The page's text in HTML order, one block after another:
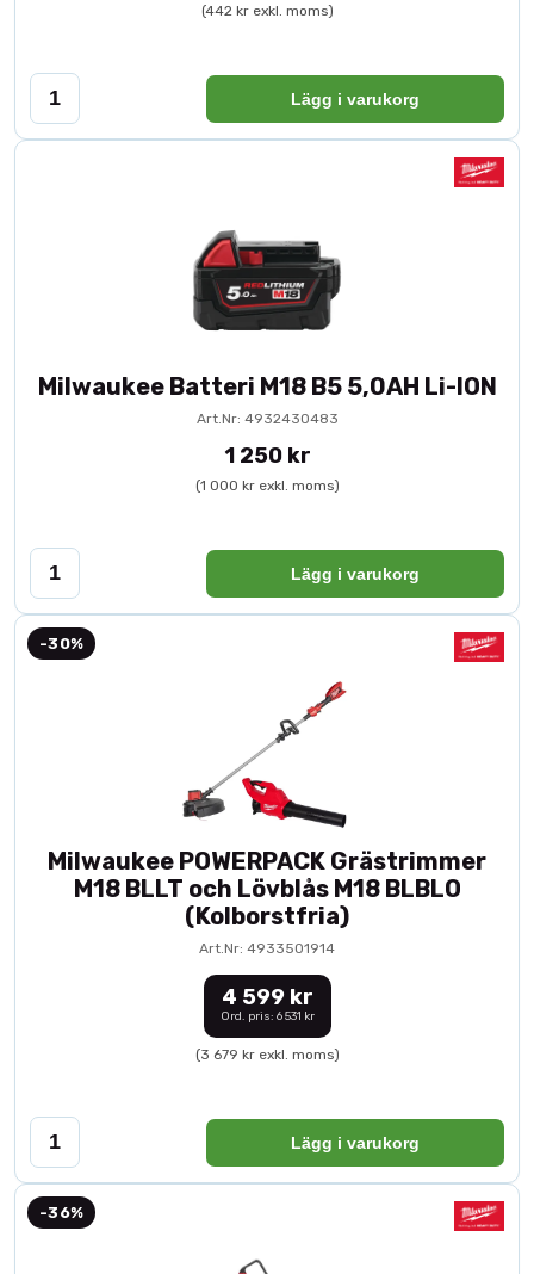
(442 kr exkl. moms)
Lägg i varukorg
Milwaukee Batteri M18 B5 5,0AH Li-ION
Art.Nr: 4932430483
1 250 kr
(1 000 kr exkl. moms)
Lägg i varukorg
-30%
Milwaukee POWERPACK Grästrimmer
M18 BLLT och Lövblås M18 BLBLO
(Kolborstfria)
Art.Nr: 4933501914
4 599 kr
Ord. pris: 6 531 kr
(3 679 kr exkl. moms)
Lägg i varukorg
-36%